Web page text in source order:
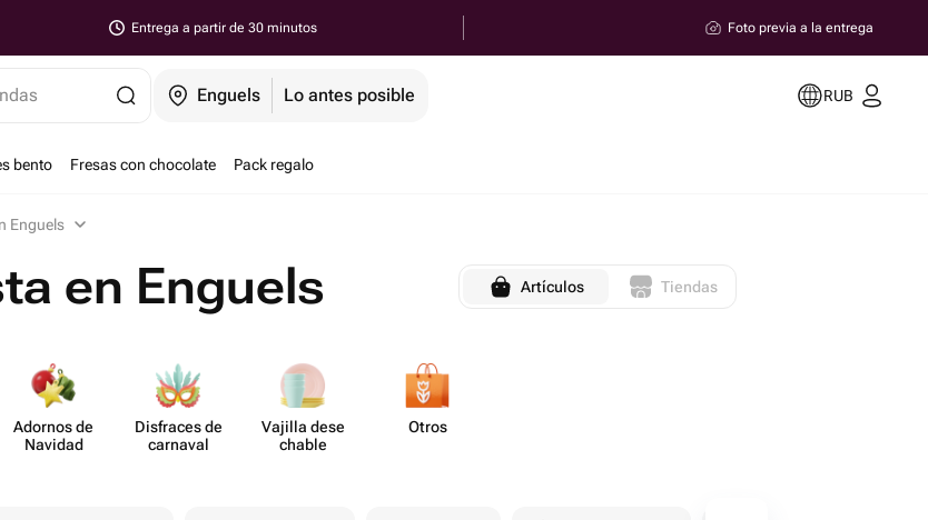
Entrega a partir de 30 minutos Foto previa a la entrega
Enguels Lo antes posible RUB
bento Fresas con chocolate Pack regalo
Enguels
en Enguels Artículos Tiendas
Adornos de
Navidad
Disfraces de
carnaval
Vajilla dese​
chable
Otros